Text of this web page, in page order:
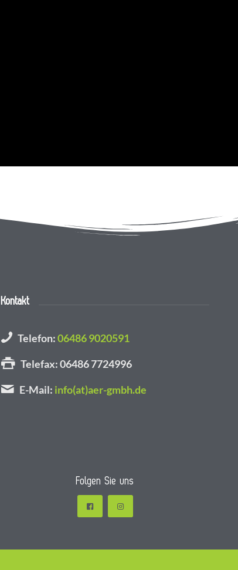
Kontakt
Telefon:06486 9020591
Telefax: 06486 7724996
E-Mail: info(at)aer-gmbh.de
Folgen Sie uns